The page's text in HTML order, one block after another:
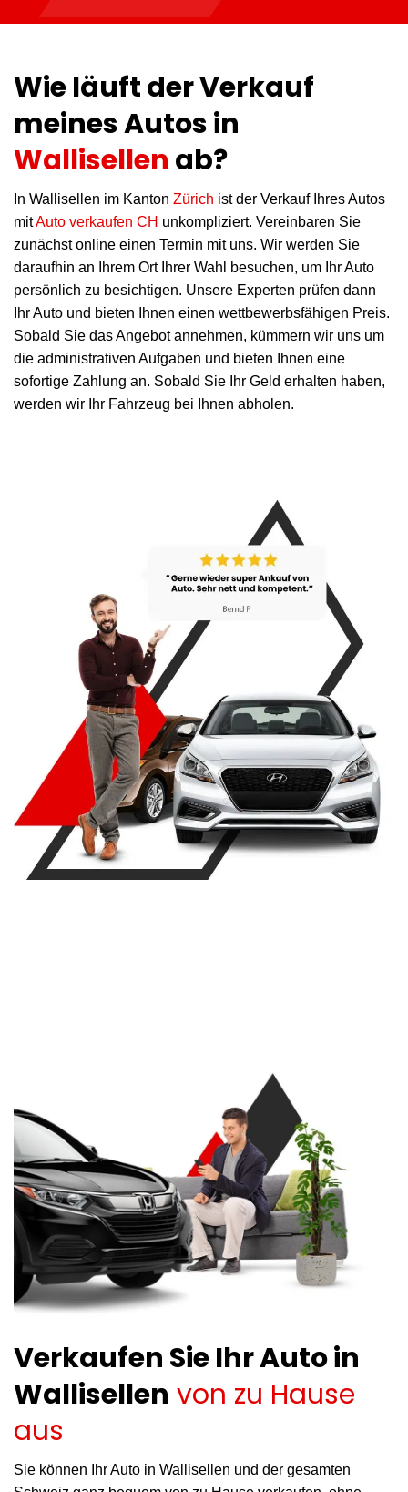
Wie läuft der Verkauf
meines Autos in
Wallisellen ab?
In Wallisellen im Kanton Zürich ist der Verkauf Ihres Autos
mitAuto verkaufen CH unkompliziert. Vereinbaren Sie
zunächst online einen Termin mit uns. Wir werden Sie
daraufhin an Ihrem Ort Ihrer Wahl besuchen, um Ihr Auto
persönlich zu besichtigen. Unsere Experten prüfen dann
Ihr Auto und bieten Ihnen einen wettbewerbsfähigen Preis.
Sobald Sie das Angebot annehmen, kümmern wir uns um
die administrativen Aufgaben und bieten Ihnen eine
sofortige Zahlung an. Sobald Sie Ihr Geld erhalten haben,
werden wir Ihr Fahrzeug bei Ihnen abholen.
Verkaufen Sie Ihr Auto in
Wallisellen von zu Hause
aus
Sie können Ihr Auto in Wallisellen und der gesamten